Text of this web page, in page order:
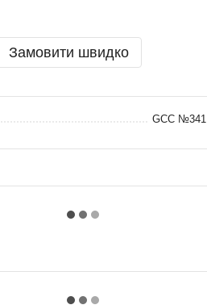
Замовити швидко
GCC №341